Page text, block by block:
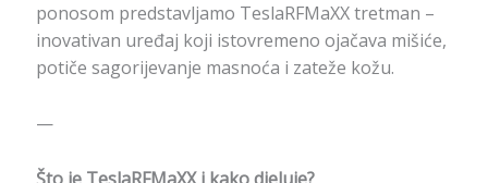
ponosom predstavljamo TeslaRFMaXX tretman –
inovativan uređaj koji istovremeno ojačava mišiće,
potiče sagorijevanje masnoća i zateže kožu.
—